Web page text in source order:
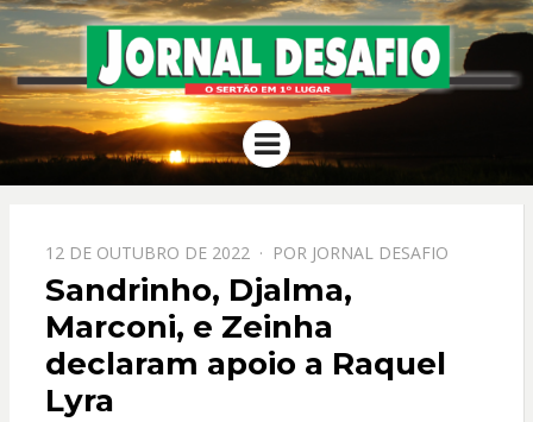
JORNAL
DESAFIO
O Sertão em 1º Lugar
Menu
PPOSTADO
EM
12 DE OUTUBRO DE 2022 POR JORNAL DESAFIO
Sandrinho, Djalma,
Marconi, e Zeinha
declaram apoio a Raquel
Lyra